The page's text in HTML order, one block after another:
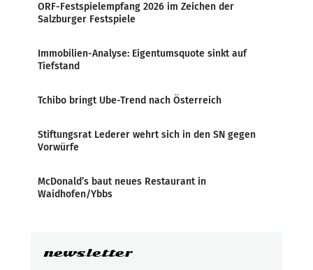
ORF-Festspielempfang 2026 im Zeichen der
Salzburger Festspiele
Immobilien-Analyse: Eigentumsquote sinkt auf
Tiefstand
Tchibo bringt Ube-Trend nach Österreich
Stiftungsrat Lederer wehrt sich in den SN gegen
Vorwürfe
McDonald’s baut neues Restaurant in
Waidhofen/Ybbs
newsletter